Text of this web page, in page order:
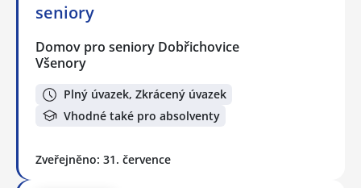
seniory
Domov pro seniory Dobřichovice
Všenory
Plný úvazek, Zkrácený úvazek
Vhodné také pro absolventy
Zveřejněno: 31. července